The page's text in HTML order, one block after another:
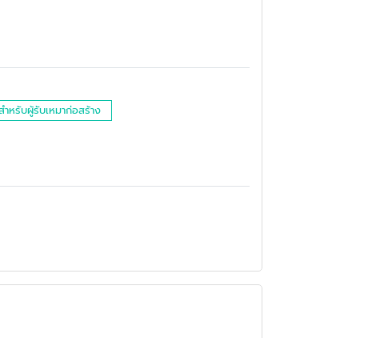
หรับผู้รับเหมาก่อสร้าง